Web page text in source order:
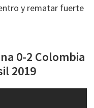
y rematar fuerte
0-2 Colombia
2019